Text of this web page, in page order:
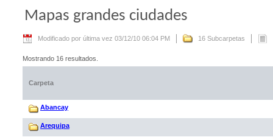
Mapas grandes ciudades
Modificado por última vez 03/12/10 06:04 PM 16 Subcarpetas
Mostrando 16 resultados.
Carpeta
Abancay
Arequipa